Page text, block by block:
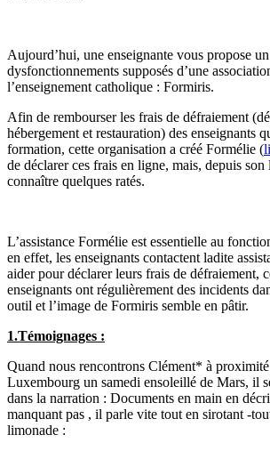
Aujourd’hui, une enseignante vous propose
dysfonctionnements supposés d’une
l’enseignement catholique : Formiris.
Afin de rembourser les frais de défraiement
hébergement et restauration) des enseignants
formation, cette organisation a créé Formélie (
de déclarer ces frais en ligne, mais, depuis
connaître quelques ratés.
L’assistance Formélie est essentielle au
en effet, les enseignants contactent ladite
aider pour déclarer leurs frais de défraiement,
enseignants ont régulièrement des incidents
outil et l’image de Formiris semble en pâtir.
1.Témoignages :
Quand nous rencontrons Clément* à
Luxembourg un samedi ensoleillé de Mars, il
dans la narration : Documents en main en
manquant pas , il parle vite tout en sirotant -
limonade :